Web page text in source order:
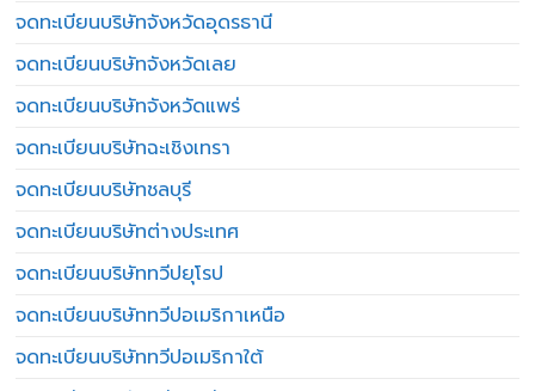
จดทะเบียนบริษัทจังหวัดอุดรธานี
จดทะเบียนบริษัทจังหวัดเลย
จดทะเบียนบริษัทจังหวัดแพร่
จดทะเบียนบริษัทฉะเชิงเทรา
จดทะเบียนบริษัทชลบุรี
จดทะเบียนบริษัทต่างประเทศ
จดทะเบียนบริษัททวีปยุโรป
จดทะเบียนบริษัททวีปอเมริกาเหนือ
จดทะเบียนบริษัททวีปอเมริกาใต้